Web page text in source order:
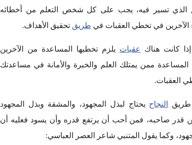
الذي تسير فيه، يجب على كل شخص التعلم من أخطائه
الآخرين في تخطي العقبات في طريق تحقيق الأهداف.
إذا كانت هناك عقبات يلزم تخطيها المساعدة من الآخرين
ممن يمتلك العلم والخبرة والأمانة في مساعدتك
العقبات.
طريق النجاح يحتاج لبذل المجهود، والمشقة وبذل المجهود
قدر صاحبه، فمن أحب أن يرتفع قدره وأن يسود فعليه أن
وكما يقول المتنبي شاعر العصر العباسي: